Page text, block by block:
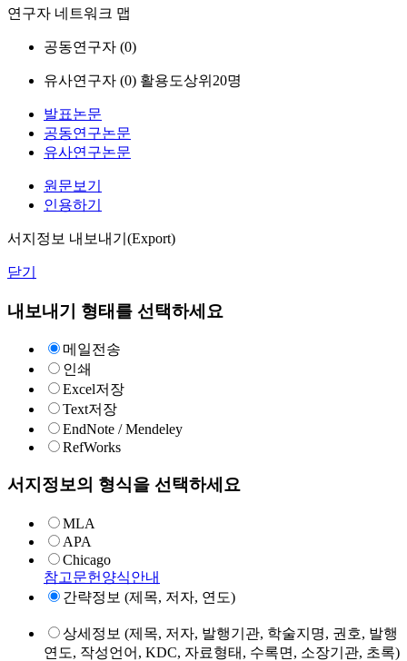
연구자 네트워크 맵
공동연구자 (0)
유사연구자 (0) 활용도상위20명
발표논문
공동연구논문
유사연구논문
원문보기
인용하기
서지정보 내보내기(Export)
닫기
내보내기 형태를 선택하세요
메일전송
인쇄
Excel저장
Text저장
EndNote / Mendeley
RefWorks
서지정보의 형식을 선택하세요
MLA
APA
Chicago
참고문헌양식안내
간략정보 (제목, 저자, 연도)
상세정보 (제목, 저자, 발행기관, 학술지명, 권호, 발행
연도, 작성언어, KDC, 자료형태, 수록면, 소장기관, 초록)